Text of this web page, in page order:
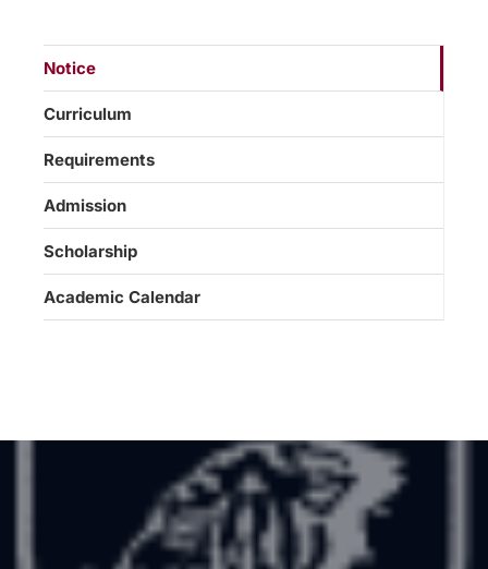
Notice
Curriculum
Requirements
Admission
Scholarship
Academic Calendar